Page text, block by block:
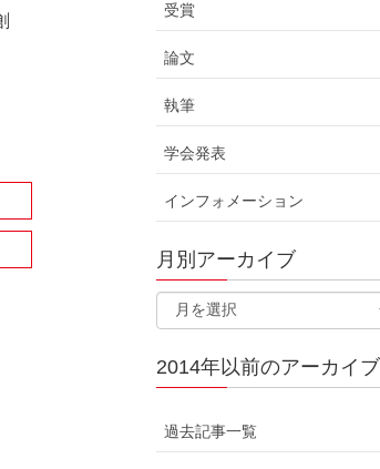
受賞
論文
執筆
学会発表
インフォメーション
月別アーカイブ
2014年以前のアーカイブ
過去記事一覧